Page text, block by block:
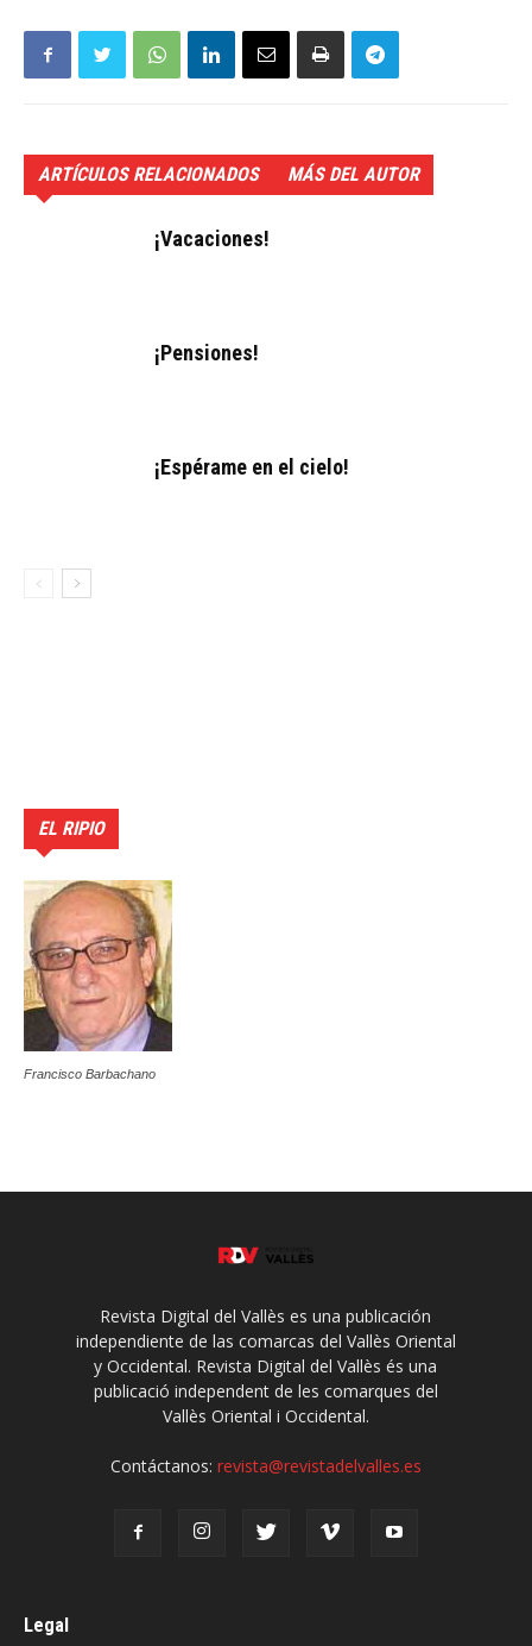
ARTÍCULOS RELACIONADOS MÁS DEL AUTOR
¡Vacaciones!
¡Pensiones!
¡Espérame en el cielo!
EL RIPIO
Francisco Barbachano
Revista Digital del Vallès es una publicación
independiente de las comarcas del Vallès Oriental
y Occidental. Revista Digital del Vallès és una
publicació independent de les comarques del
Vallès Oriental i Occidental.
Contáctanos: revista@revistadelvalles.es
Legal